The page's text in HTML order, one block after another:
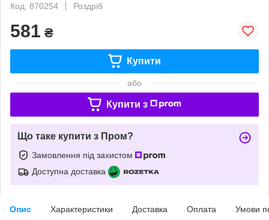
Код: 870254
Роздріб
581 ₴
Купити
або
Купити з
Що таке купити з Пром?
Замовлення під захистом
Доступна доставка
Опис Характеристики Доставка Оплата Умови